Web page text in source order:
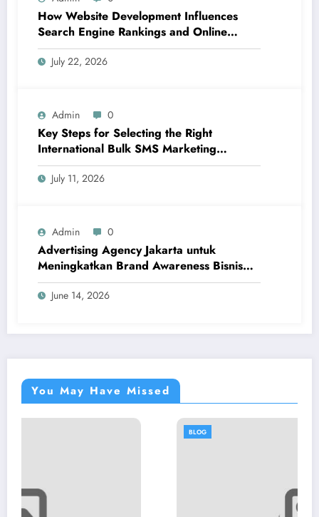
How Website Development Influences
Search Engine Rankings and Online
Visibility
July 22, 2026
Admin 0
Key Steps for Selecting the Right
International Bulk SMS Marketing
Platform for Your Growing Business
July 11, 2026
Admin 0
Advertising Agency Jakarta untuk
Meningkatkan Brand Awareness Bisnis
Modern
June 14, 2026
You May Have Missed